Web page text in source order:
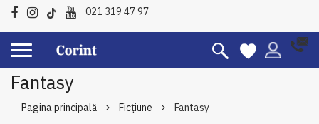
021 319 47 97
Fantasy
Pagina principală Ficțiune Fantasy